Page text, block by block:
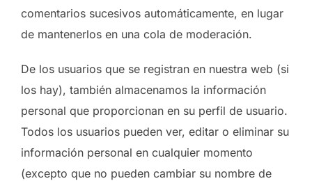
comentarios sucesivos automáticamente, en lugar
de mantenerlos en una cola de moderación.
De los usuarios que se registran en nuestra web (si
los hay), también almacenamos la información
personal que proporcionan en su perfil de usuario.
Todos los usuarios pueden ver, editar o eliminar su
información personal en cualquier momento
(excepto que no pueden cambiar su nombre de